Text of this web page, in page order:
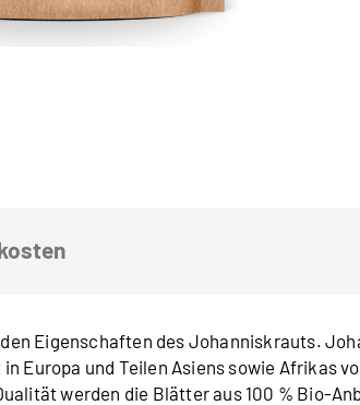
Eigenschaften des Johanniskrauts.
Europa und Teilen Asiens sowie Afrikas
werden die Blätter aus 100 % Bio-